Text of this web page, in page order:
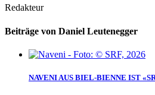
Redakteur
Beiträge von Daniel Leutenegger
NAVENI AUS BIEL-BIENNE IST